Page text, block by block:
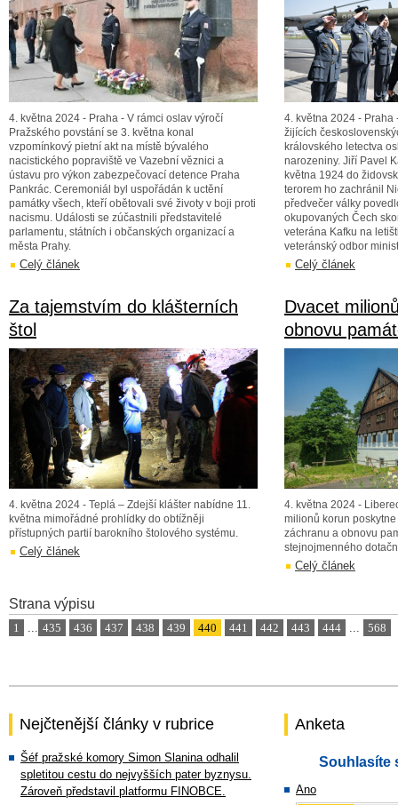
4. května 2024 - Praha - V rámci oslav výročí
Pražského povstání se 3. května konal
vzpomínkový pietní akt na místě bývalého
nacistického popraviště ve Vazební věznici a
ústavu pro výkon zabezpečovací detence Praha
Pankrác. Ceremoniál byl uspořádán k uctění
památky všech, kteří obětovali své životy v boji proti
nacismu. Události se zúčastnili představitelé
parlamentu, státních i občanských organizací a
města Prahy.
Celý článek
4. května 2024 -
žijících
královského letectva
narozeniny. Jiří Pavel
května 1924 do
terorem ho zachránil
předvečer války
okupovaných Čech
veterána Kafku na
veteránský odbor
Celý článek
Za tajemstvím do klášterních
štol
4. května 2024 - Teplá – Zdejší klášter nabídne 11.
května mimořádné prohlídky do obtížněji
přístupných partií barokního štolového systému.
Celý článek
Dvacet
obnovu
4. května 2024 -
milionů korun
záchranu a obnovu
stejnojmenného
Celý článek
Strana výpisu
1 ... 435 436 437 438 439 440 441 442 443 444 ... 568
Nejčtenější články v rubrice
Šéf pražské komory Simon Slanina odhalil
spletitou cestu do nejvyšších pater byznysu.
Zároveň představil platformu FINOBCE.
Anketa
Souhlasíte
Ano